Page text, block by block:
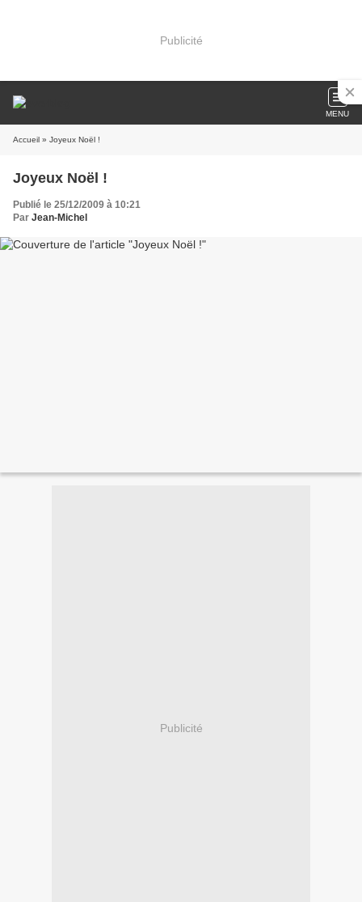
Publicité
MENU
Accueil » Joyeux Noël !
Joyeux Noël !
Publié le 25/12/2009 à 10:21
Par Jean-Michel
Publicité